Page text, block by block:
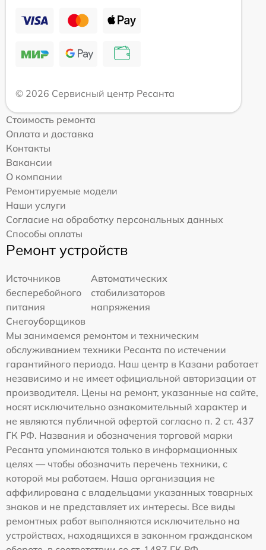
© 2026 Сервисный центр Ресанта
Стоимость ремонта
Оплата и доставка
Контакты
Вакансии
О компании
Ремонтируемые модели
Наши услуги
Согласие на обработку персональных данных
Способы оплаты
Ремонт устройств
Источников
бесперебойного
питания
Автоматических
стабилизаторов
напряжения
Снегоуборщиков
Мы занимаемся ремонтом и техническим
обслуживанием техники Ресанта по истечении
гарантийного периода. Наш центр в Казани работает
независимо и не имеет официальной авторизации от
производителя. Цены на ремонт, указанные на сайте,
носят исключительно ознакомительный характер и
не являются публичной офертой согласно п. 2 ст. 437
ГК РФ. Названия и обозначения торговой марки
Ресанта упоминаются только в информационных
целях — чтобы обозначить перечень техники, с
которой мы работаем. Наша организация не
аффилирована с владельцами указанных товарных
знаков и не представляет их интересы. Все виды
ремонтных работ выполняются исключительно на
устройствах, находящихся в законном гражданском